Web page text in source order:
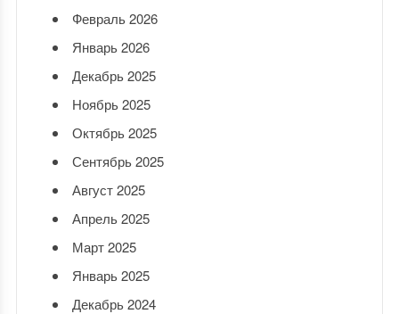
Февраль 2026
Январь 2026
Декабрь 2025
Ноябрь 2025
Октябрь 2025
Сентябрь 2025
Август 2025
Апрель 2025
Март 2025
Январь 2025
Декабрь 2024